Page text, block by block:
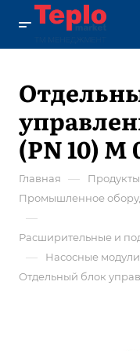
(PN 10) М
Главная — Продукты
Промышленное
—
Расширительные и
— Насосные
Отдельный блок